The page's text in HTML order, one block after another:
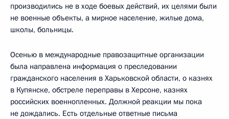
производились не в ходе боевых действий, их целями были
не военные объекты, а мирное население, жилые дома,
школы, больницы.
Осенью в международные правозащитные организации
была направлена информация о преследовании
гражданского населения в Харьковской области, о казнях
в Купянске, обстреле переправы в Херсоне, казнях
российских военнопленных. Должной реакции мы пока
не дождались. Есть отдельные ответные письма